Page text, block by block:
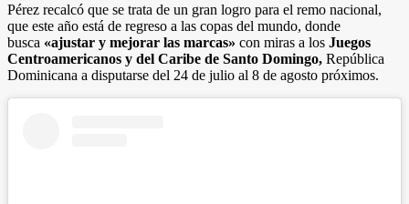
Pérez recalcó que se trata de un gran logro para el remo nacional,
que este año está de regreso a las copas del mundo, donde
busca «ajustar y mejorar las marcas» con miras a los Juegos
Centroamericanos y del Caribe de Santo Domingo, República
Dominicana a disputarse del 24 de julio al 8 de agosto próximos.